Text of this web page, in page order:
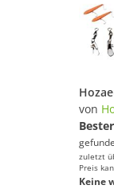
von
zuletzt
Preis
Keine